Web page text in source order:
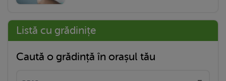
Listă cu grădinițe
Caută o grădință în orașul tău